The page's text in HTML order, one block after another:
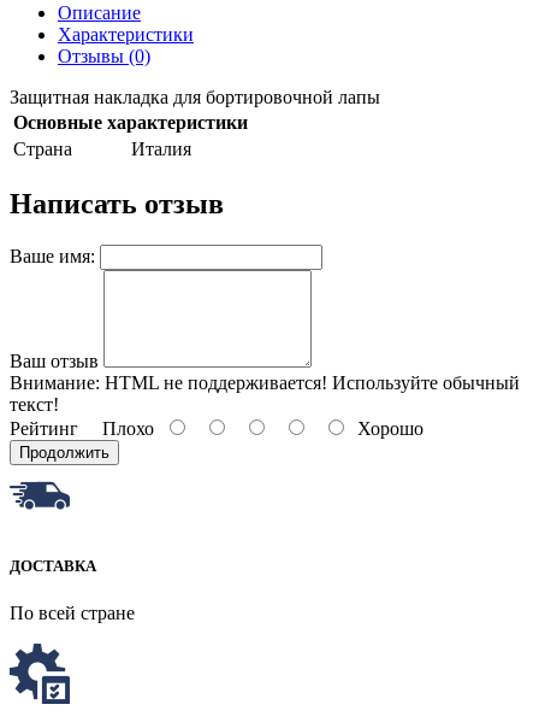
Описание
Характеристики
Отзывы (0)
Защитная накладка для бортировочной лапы
Основные характеристики
Страна
Италия
Написать отзыв
Ваше имя:
Ваш отзыв
Внимание: HTML не поддерживается! Используйте обычный
текст!
Рейтинг Плохо Хорошо
Продолжить
ДОСТАВКА
По всей стране